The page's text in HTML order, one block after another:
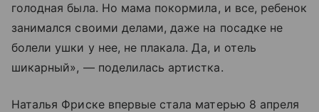
голодная была. Но мама покормила, и все, ребенок
занимался своими делами, даже на посадке не
болели ушки у нее, не плакала. Да, и отель
шикарный», — поделилась артистка.
Наталья Фриске впервые стала матерью 8 апреля